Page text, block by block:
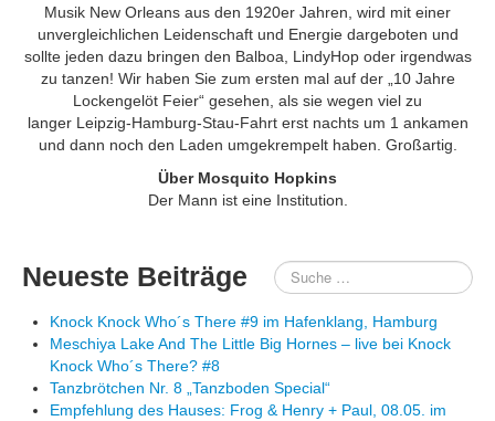
Musik New Orleans aus den 1920er Jahren, wird mit einer
unvergleichlichen Leidenschaft und Energie dargeboten und
sollte jeden dazu bringen den Balboa, LindyHop oder irgendwas
zu tanzen! Wir haben Sie zum ersten mal auf der „10 Jahre
Lockengelöt Feier“ gesehen, als sie wegen viel zu
langer Leipzig-Hamburg-Stau-Fahrt erst nachts um 1 ankamen
und dann noch den Laden umgekrempelt haben. Großartig.
Über Mosquito Hopkins
Der Mann ist eine Institution.
Neueste Beiträge
Knock Knock Who´s There #9 im Hafenklang, Hamburg
Meschiya Lake And The Little Big Hornes – live bei Knock
Knock Who´s There? #8
Tanzbrötchen Nr. 8 „Tanzboden Special“
Empfehlung des Hauses: Frog & Henry + Paul, 08.05. im